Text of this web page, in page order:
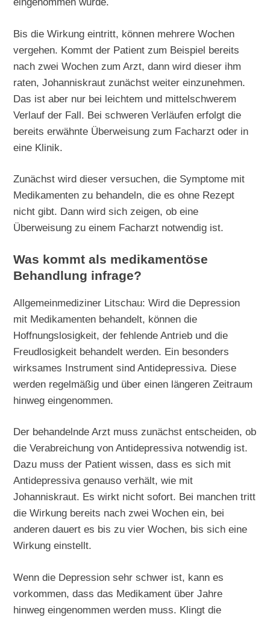
Bis die Wirkung eintritt, können mehrere Wochen
vergehen. Kommt der Patient zum Beispiel bereits
nach zwei Wochen zum Arzt, dann wird dieser ihm
raten, Johanniskraut zunächst weiter einzunehmen.
Das ist aber nur bei leichtem und mittelschwerem
Verlauf der Fall. Bei schweren Verläufen erfolgt die
bereits erwähnte Überweisung zum Facharzt oder in
eine Klinik.
Zunächst wird dieser versuchen, die Symptome mit
Medikamenten zu behandeln, die es ohne Rezept
nicht gibt. Dann wird sich zeigen, ob eine
Überweisung zu einem Facharzt notwendig ist.
Was kommt als medikamentöse
Behandlung infrage?
Allgemeinmediziner Litschau: Wird die Depression
mit Medikamenten behandelt, können die
Hoffnungslosigkeit, der fehlende Antrieb und die
Freudlosigkeit behandelt werden. Ein besonders
wirksames Instrument sind Antidepressiva. Diese
werden regelmäßig und über einen längeren Zeitraum
hinweg eingenommen.
Der behandelnde Arzt muss zunächst entscheiden, ob
die Verabreichung von Antidepressiva notwendig ist.
Dazu muss der Patient wissen, dass es sich mit
Antidepressiva genauso verhält, wie mit
Johanniskraut. Es wirkt nicht sofort. Bei manchen tritt
die Wirkung bereits nach zwei Wochen ein, bei
anderen dauert es bis zu vier Wochen, bis sich eine
Wirkung einstellt.
Wenn die Depression sehr schwer ist, kann es
vorkommen, dass das Medikament über Jahre
hinweg eingenommen werden muss. Klingt die